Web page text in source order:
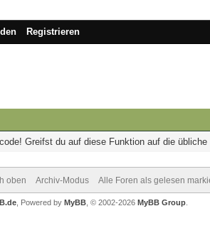
Registrieren
Greifst du auf diese Funktion auf die
oben Archiv-Modus Alle Foren als gelesen
, Powered by MyBB , © 2002-2026 MyBB Group